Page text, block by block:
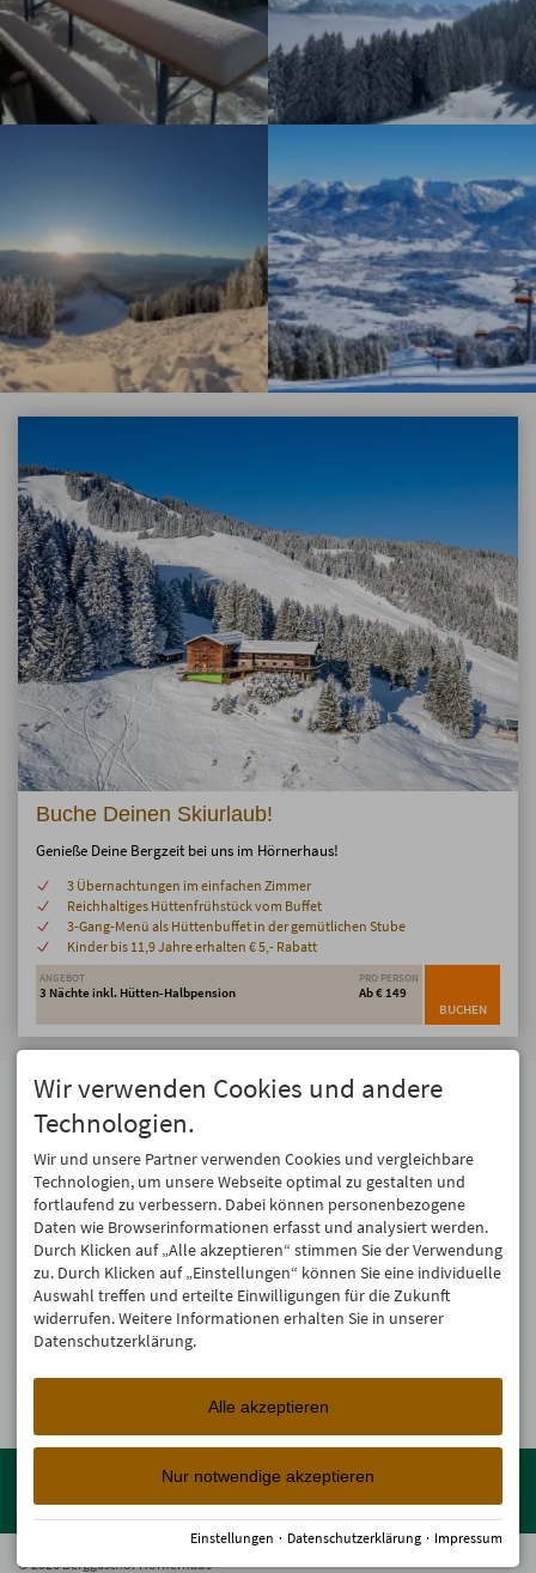
Buche Deinen Skiurlaub!
Genieße Deine Bergzeit bei uns im Hörnerhaus!
3 Übernachtungen im einfachen Zimmer
Reichhaltiges Hüttenfrühstück vom Buffet
3-Gang-Menü als Hüttenbuffet in der gemütlichen Stube
Kinder bis 11,9 Jahre erhalten € 5,- Rabatt
ANGEBOT
3 Nächte inkl. Hütten-Halbpension
PRO PERSON
Ab € 149
BUCHEN
Adresse
Berggasthof Hörnerhaus
Hörnerstraße 25
87538 Bolsterlang
Tel.08326 639
info@hoernerhaus.de
Mitglied der Oberstdorf Resort
Familien mit den schönsten
Urlaubsunterkünften von der Berghütte bis zum 4-Sterne Superior
Wellnesshotel!
© 2026 Berggasthof Hörnerhaus
Wir verwenden Cookies und andere
Technologien.
Wir und unsere Partner verwenden Cookies und vergleichbare
Technologien, um unsere Webseite optimal zu gestalten und
fortlaufend zu verbessern. Dabei können personenbezogene
Daten wie Browserinformationen erfasst und analysiert werden.
Durch Klicken auf „Alle akzeptieren“ stimmen Sie der Verwendung
zu. Durch Klicken auf „Einstellungen“ können Sie eine individuelle
Auswahl treffen und erteilte Einwilligungen für die Zukunft
widerrufen. Weitere Informationen erhalten Sie in unserer
Datenschutzerklärung.
Alle akzeptieren
Nur notwendige akzeptieren
Einstellungen · Datenschutzerklärung · Impressum